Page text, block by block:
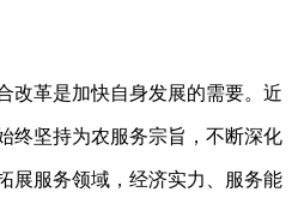
改革是加快自身发展的需要。近
终坚持为农服务宗旨，不断深化
展服务领域，经济实力、服务能